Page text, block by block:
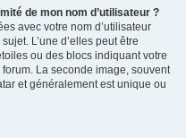
de mon nom d’utilisateur ?
avec votre nom d’utilisateur
L’une d’elles peut être
ou des blocs indiquant votre
La seconde image, souvent
et généralement est unique ou